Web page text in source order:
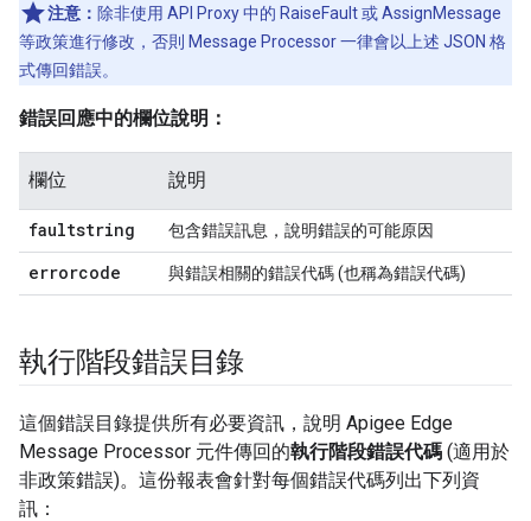
注意： 除非使用 API Proxy 中的 RaiseFault 或 AssignMessage
等政策進行修改，否則 Message Processor 一律會以上述 JSON 格
式傳回錯誤。
錯誤回應中的欄位說明：
欄位 說明
faultstring 包含錯誤訊息，說明錯誤的可能原因
errorcode 與錯誤相關的錯誤代碼 (也稱為錯誤代碼)
執行階段錯誤目錄
這個錯誤目錄提供所有必要資訊，說明 Apigee Edge
Message Processor 元件傳回的執行階段錯誤代碼 (適用於
非政策錯誤)。這份報表會針對每個錯誤代碼列出下列資
訊：